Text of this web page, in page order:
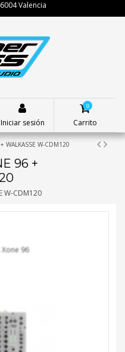
Valencia
Iniciar sesión
0
Carrito
WALKASSE W-CDM120
96 +
W-CDM120
96